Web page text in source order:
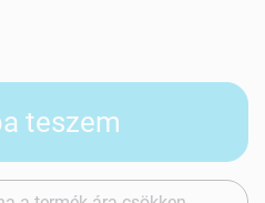
teszem